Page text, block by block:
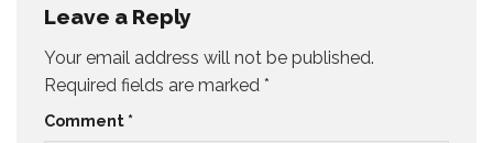
Leave a Reply
Your email address will not be published.
Required fields are marked *
Comment *